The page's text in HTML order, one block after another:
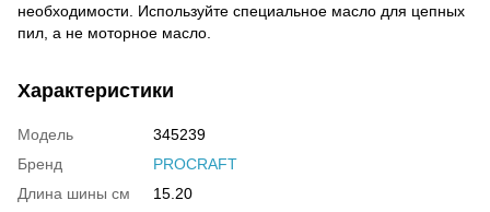
необходимости. Используйте специальное масло для цепных
пил, а не моторное масло.
Характеристики
Модель
345239
Бренд
PROCRAFT
Длина шины см
15.20